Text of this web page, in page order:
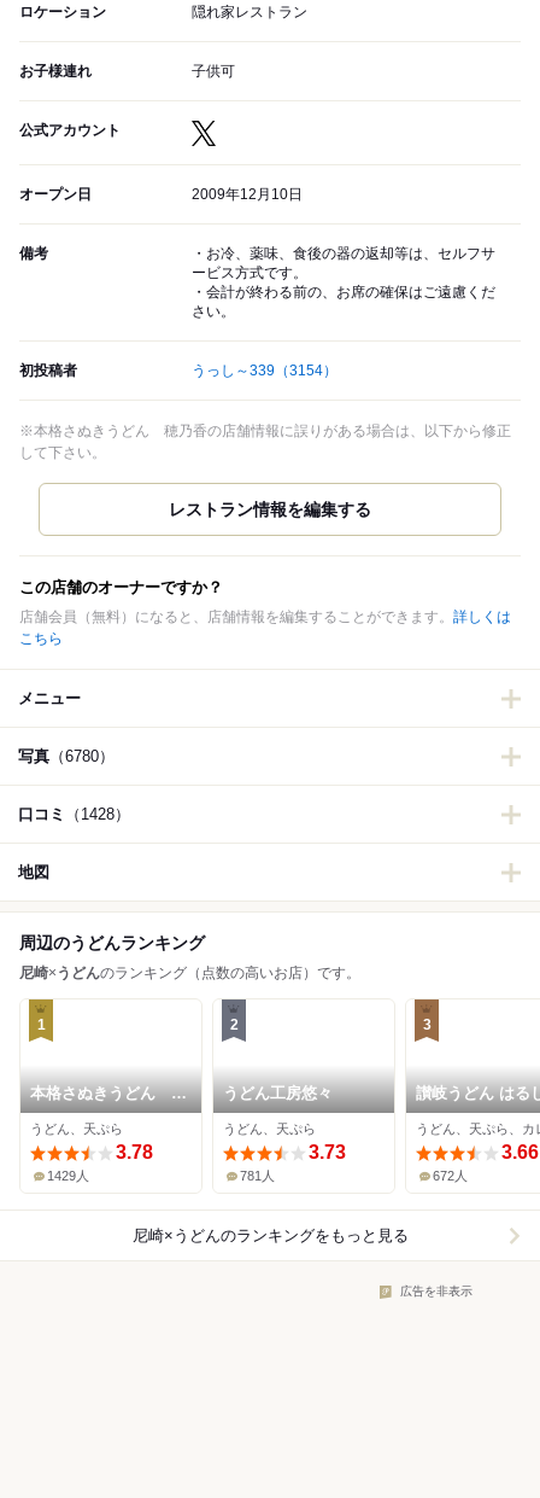
ロケーション 隠れ家レストラン
お子様連れ 子供可
公式アカウント
オープン日 2009年12月10日
備考
・お冷、薬味、食後の器の返却等は、セルフサ
ービス方式です。
・会計が終わる前の、お席の確保はご遠慮くだ
さい。
初投稿者 うっし～339 （3154）
※本格さぬきうどん 穂乃香の店舗情報に誤りがある場合は、以下から修正
して下さい。
この店舗のオーナーですか？
店舗会員（無料）になると、店舗情報を編集することができます。 詳しくは
こちら
メニュー
写真 （6780）
口コミ （1428）
地図
周辺のうどんランキング
尼崎× うどんのランキング（点数の高いお店）です。
1
本格さぬきうどん 穂
乃香
うどん、天ぷら
3.78
1429人
2
うどん工房悠々
うどん、天ぷら
3.73
781人
3
讃岐うどん はる
3.66
672人
尼崎×うどんのランキングをもっと見る
広告を非表示